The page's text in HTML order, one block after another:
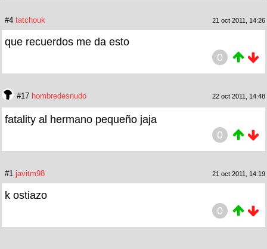
#4 tatchouk 21 oct 2011, 14:26
que recuerdos me da esto
0
#17 hombredesnudo 22 oct 2011, 14:48
fatality al hermano pequeño jaja
0
#1 javitm98 21 oct 2011, 14:19
k ostiazo
0